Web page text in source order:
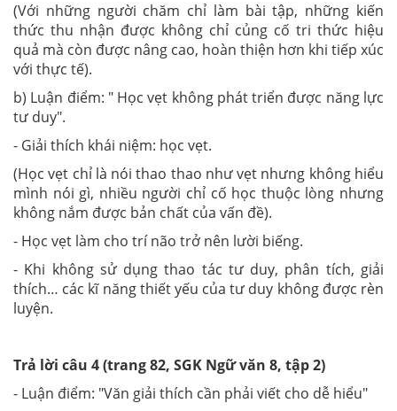
(Với những người chăm chỉ làm bài tập, những kiến
thức thu nhận được không chỉ củng cố tri thức hiệu
quả mà còn được nâng cao, hoàn thiện hơn khi tiếp xúc
với thực tế).
b) Luận điểm: " Học vẹt không phát triển được năng lực
tư duy".
- Giải thích khái niệm: học vẹt.
(Học vẹt chỉ là nói thao thao như vẹt nhưng không hiểu
mình nói gì, nhiều người chỉ cố học thuộc lòng nhưng
không nắm được bản chất của vấn đề).
- Học vẹt làm cho trí não trở nên lười biếng.
- Khi không sử dụng thao tác tư duy, phân tích, giải
thích… các kĩ năng thiết yếu của tư duy không được rèn
luyện.
Trả lời câu 4 (trang 82, SGK Ngữ văn 8, tập 2)
- Luận điểm: "Văn giải thích cần phải viết cho dễ hiểu"